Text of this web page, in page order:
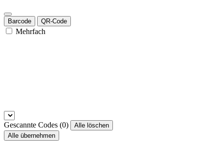
Barcode QR-Code
Mehrfach
Gescannte Codes (0)
Alle löschen
Alle übernehmen